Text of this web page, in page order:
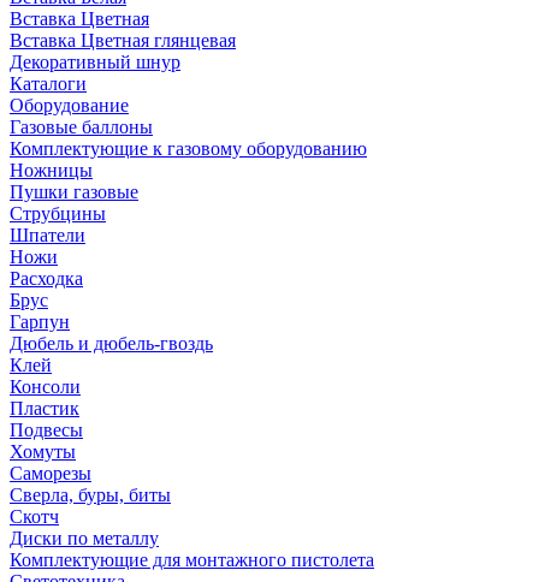
Вставка Цветная
Вставка Цветная глянцевая
Декоративный шнур
Каталоги
Оборудование
Газовые баллоны
Комплектующие к газовому оборудованию
Ножницы
Пушки газовые
Струбцины
Шпатели
Ножи
Расходка
Брус
Гарпун
Дюбель и дюбель-гвоздь
Клей
Консоли
Пластик
Подвесы
Хомуты
Саморезы
Сверла, буры, биты
Скотч
Диски по металлу
Комплектующие для монтажного пистолета